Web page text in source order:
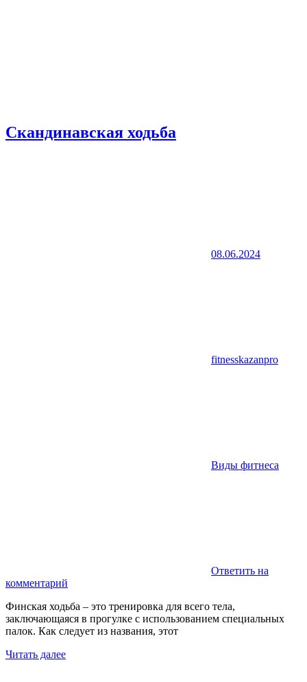
Скандинавская ходьба
08.06.2024
fitnesskazanpro
Виды фитнеса
Ответить на
комментарий
Финская ходьба – это тренировка для всего тела,
заключающаяся в прогулке с использованием специальных
палок. Как следует из названия, этот
Читать далее